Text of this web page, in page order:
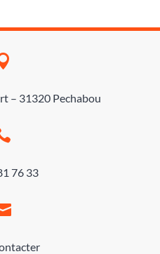
– 31320 Pechabou
76 33